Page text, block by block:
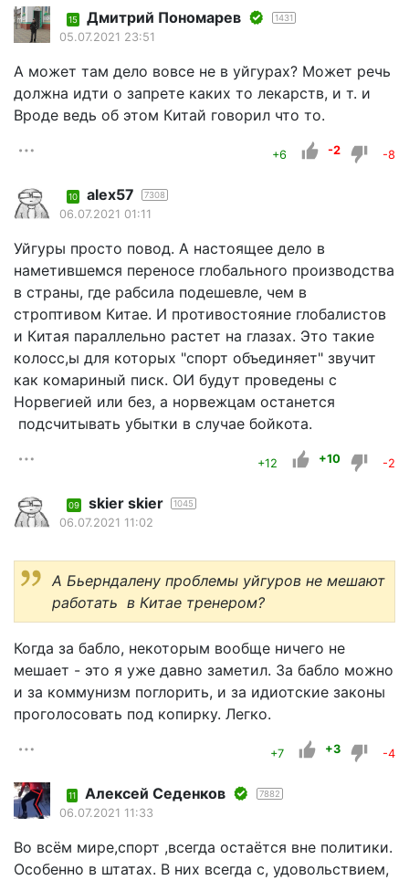
15 Дмитрий Пономарев 1431
05.07.2021 23:51
А может там дело вовсе не в уйгурах? Может речь
должна идти о запрете каких то лекарств, и т. и
Вроде ведь об этом Китай говорил что то.
+6 -2 -8
10 alex57 7308
06.07.2021 01:11
Уйгуры просто повод. А настоящее дело в
наметившемся переносе глобального производства
в страны, где рабсила подешевле, чем в
строптивом Китае. И противостояние глобалистов
и Китая параллельно растет на глазах. Это такие
колосс,ы для которых "спорт объединяет" звучит
как комариный писк. ОИ будут проведены с
Норвегией или без, а норвежцам останется
подсчитывать убытки в случае бойкота.
+12 +10 -2
09 skier skier 1045
06.07.2021 11:02
А Бьерндалену проблемы уйгуров не мешают
работать в Китае тренером?
Когда за бабло, некоторым вообще ничего не
мешает - это я уже давно заметил. За бабло можно
и за коммунизм поглорить, и за идиотские законы
проголосовать под копирку. Легко.
+7 +3 -4
11 Алексей Седенков 7882
06.07.2021 11:33
Во всём мире,спорт ,всегда остаётся вне политики.
Особенно в штатах. В них всегда с, удовольствием,